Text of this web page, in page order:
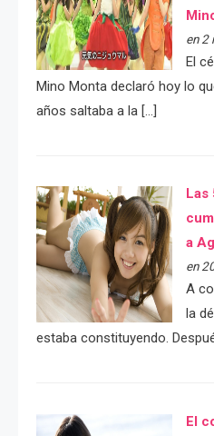
en 2
El
Mino Monta declaró hoy lo
años saltaba a la […]
a
en
A
la
estaba constituyendo.
El